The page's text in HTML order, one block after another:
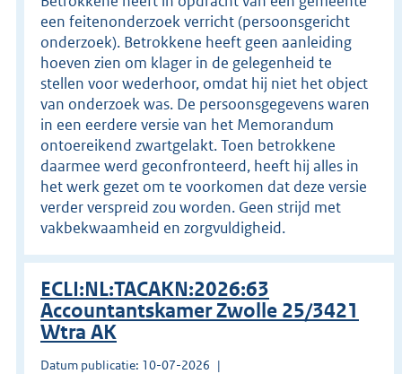
een feitenonderzoek verricht (persoonsgericht
onderzoek). Betrokkene heeft geen aanleiding
hoeven zien om klager in de gelegenheid te
stellen voor wederhoor, omdat hij niet het object
van onderzoek was. De persoonsgegevens waren
in een eerdere versie van het Memorandum
ontoereikend zwartgelakt. Toen betrokkene
daarmee werd geconfronteerd, heeft hij alles in
het werk gezet om te voorkomen dat deze versie
verder verspreid zou worden. Geen strijd met
vakbekwaamheid en zorgvuldigheid.
ECLI:NL:TACAKN:2026:63
Accountantskamer Zwolle 25/3421
Wtra AK
Datum publicatie: 10-07-2026